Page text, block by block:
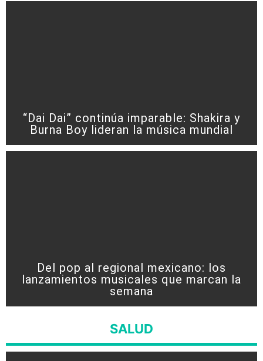
“Dai Dai” continúa imparable: Shakira y
Burna Boy lideran la música mundial
Del pop al regional mexicano: los
lanzamientos musicales que marcan la
semana
SALUD